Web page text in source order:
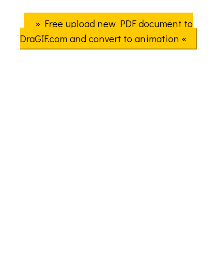
» Free upload new PDF document to
DraGIF.com and convert to animation «